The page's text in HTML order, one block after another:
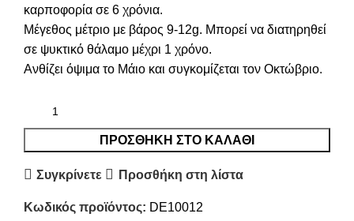
καρποφορία σε 6 χρόνια.
Μέγεθος μέτριο με βάρος 9-12g. Μπορεί να διατηρηθεί
σε ψυκτικό θάλαμο μέχρι 1 χρόνο.
Ανθίζει όψιμα το Μάιο και συγκομίζεται τον Οκτώβριο.
ΠΡΟΣΘΉΚΗ ΣΤΟ ΚΑΛΆΘΙ
Συγκρίνετε Προσθήκη στη λίστα
Κωδικός προϊόντος: DE10012